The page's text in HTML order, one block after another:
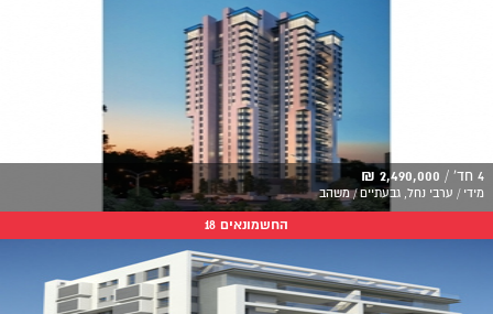
4 חד' / 2,490,000 ₪
מידי / ערבי נחל, גבעתיים / משהב
החשמונאים 18